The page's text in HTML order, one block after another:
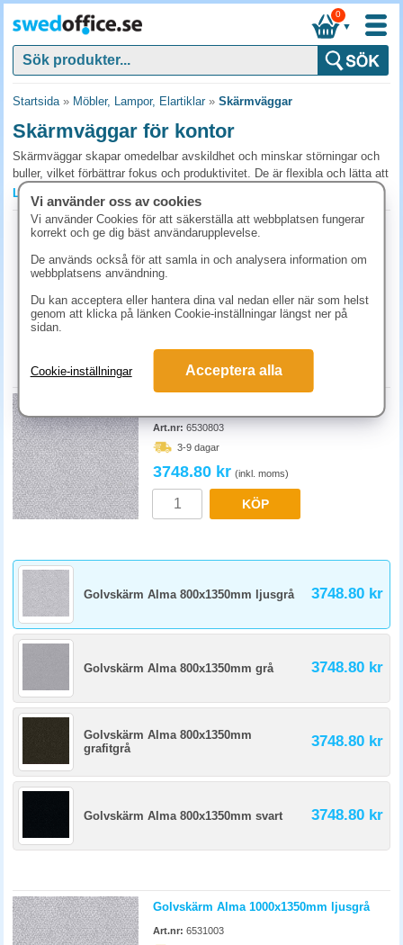
▼
0
Startsida» Möbler, Lampor, Elartiklar» Skärmväggar
Skärmväggar för kontor
Skärmväggar skapar omedelbar avskildhet och minskar störningar och
buller, vilket förbättrar fokus och produktivitet. De är flexibla och lätta att
flytta så du snabbt kan anpassa arbetsytan. Köp våra skärmväggar för
en bättre arbetsmiljö som höjer välbefinnande och effektivitet.
Vanliga frågor och svar om skärmväggar
Hur höga skärmväggar behövs i öppet kontorslandskap?
För akustisk dämpning vid skrivbordet räcker 60-120 cm över
bordskanten. För visuell avskildhet välj 140+ cm. Heltäckande
skärmväggar (180 cm) skapar enskilda arbetsplatser. Kontrollera att
luftcirkulation och belysning fungerar.
Akustiska eller transparenta skärmväggar?
Akustiska (med ljudabsorberande material) dämpar ljudet märkbart och
passar bra för callcenter och öppna kontor. Transparenta (glas eller
plast) ger visuell avskildhet utan att blockera ljus. Kombinera båda för
optimal effekt.
Läs mer »
Utställningsskärm wellpapp 3-del vit
Art.nr:9124579
1311.30 kr (inkl. moms)
Art.nr: 6530803
3-9 dagar
3748.80 kr (inkl. moms)
KÖP
Golvskärm Alma 800x1350mm ljusgrå 3748.80 kr
Golvskärm Alma 800x1350mm grå 3748.80 kr
Golvskärm Alma 800x1350mm
grafitgrå
3748.80 kr
Golvskärm Alma 800x1350mm svart 3748.80 kr
Golvskärm Alma 1000x1350mm ljusgrå
Art.nr: 6531003
Vi använder oss av cookies
Vi använder Cookies för att säkerställa att webbplatsen fungerar
korrekt och ge dig bäst användarupplevelse.
De används också för att samla in och analysera information om
webbplatsens användning.
Du kan acceptera eller hantera dina val nedan eller när som helst
genom att klicka på länken Cookie-inställningar längst ner på
sidan.
Cookie-inställningar Acceptera alla